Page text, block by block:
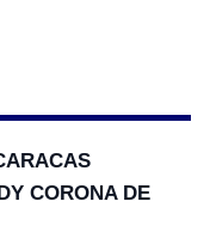
CORONA DE